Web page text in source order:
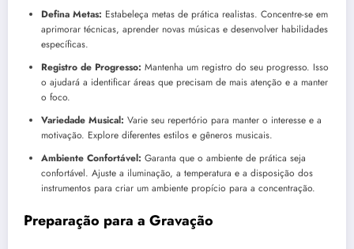
Defina Metas: Estabeleça metas de prática realistas. Concentre-se em
aprimorar técnicas, aprender novas músicas e desenvolver habilidades
específicas.
Registro de Progresso: Mantenha um registro do seu progresso. Isso
o ajudará a identificar áreas que precisam de mais atenção e a manter
o foco.
Variedade Musical: Varie seu repertório para manter o interesse e a
motivação. Explore diferentes estilos e gêneros musicais.
Ambiente Confortável: Garanta que o ambiente de prática seja
confortável. Ajuste a iluminação, a temperatura e a disposição dos
instrumentos para criar um ambiente propício para a concentração.
Preparação para a Gravação